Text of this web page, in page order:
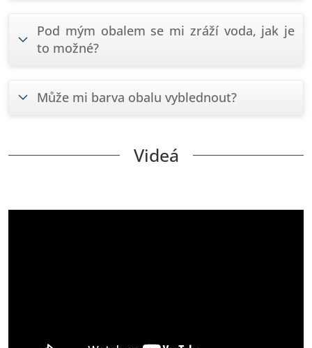
Pod mým obalem se mi zráží voda, jak je
to možné?
Může mi barva obalu vyblednout?
Videá